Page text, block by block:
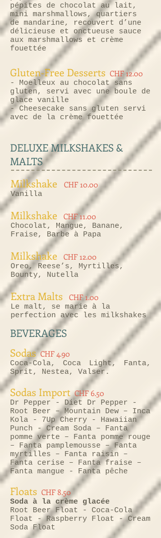
pépites de chocolat au lait,
mini marshmallows, quartiers
de mandarine, recouvert d’une
délicieuse et onctueuse sauce
aux marshmallows et crème
fouettée
Gluten-Free Desserts CHF 12.00
- Moelleux au chocolat sans
gluten, servi avec une boule de
glace vanille
- Cheesecake sans gluten servi
avec de la crème fouettée
DELUXE MILKSHAKES &
MALTS
Milkshake
CHF 10.00
Vanilla
Milkshake CHF 11.00
Chocolat, Mangue, Banane,
Fraise, Barbe à Papa
Milkshake CHF 12.00
Oreo, Reese’s, Myrtilles,
Bounty, Nutella
Extra Malts CHF 1.00
Le malt, se marie à la
perfection avec les milkshakes
BEVERAGES
Sodas CHF 4.90
Coca-Cola, Coca Light, Fanta,
Sprit, Nestea, Valser.
Sodas Import CHF 6.50
Dr Pepper - Diet Dr Pepper -
Root Beer – Mountain Dew – Inca
Kola - 7Up Cherry - Hawaiian
Punch - Cream Soda – Fanta
pomme verte – Fanta pomme rouge
– Fanta pamplemousse – Fanta
myrtilles – Fanta raisin –
Fanta cerise – Fanta fraise –
Fanta mangue - Fanta pêche
Floats CHF 8.50
Soda à la crème glacée
Root Beer Float - Coca-Cola
Float - Raspberry Float - Cream
Soda Float